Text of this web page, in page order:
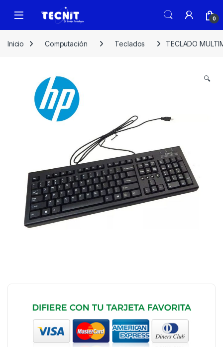
0
Inicio Computación Teclados TECLADO
🔍